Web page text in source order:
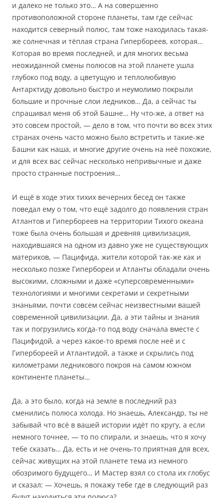
и далеко не только это… А на совершенно
противоположной стороне планеты, там где сейчас
находится северный полюс, там тоже находилась такая-
же солнечная и тёплая страна Гипербореев, которая…
Которая во время последней, и для многих весьма
неожиданной смены полюсов на этой планете ушла
глубоко под воду, а цветущую и теплолюбивую
Антарктиду довольно быстро и неумолимо покрыли
большие и прочные слои ледников… Да, а сейчас ты
спрашивал меня об этой Башне… Ну что-же, а ответ на
это совсем простой, — дело в том, что почти во всех этих
странах очень часто можно было встретить и такие-же
Башни как наша, и многие другие очень на неё похожие,
и для всех вас сейчас несколько непривычные и даже
просто странные построения…
И ещё в ходе этих тихих вечерних бесед он также
поведал ему о том, что ещё задолго до появления стран
Атлантов и Гипербореев на территории Тихого океана
тоже была очень большая и древняя цивилизация,
находившаяся на одном из давно уже не существующих
материков, — Пацифида, жители которой так-же как и
несколько позже Гипербореи и Атланты обладали очень
высокими, сложными и даже «суперсовременными»
технологиями и многими секретами и секретными
знаньями, почти совсем сейчас неизвестными вашей
современной цивилизации. Да, а эти тайны и знания
так и погрузились когда-то под воду сначала вместе с
Пацифидой, а через какое-то время после неё и с
Гипербореей и Атлантидой, а также и скрылись под
километрами ледникового покроя на самом южном
континенте планеты…
Да, а это было, когда на земле в последний раз
сменились полюса холода. Но знаешь, Александр, ты не
забывай что всё в вашей истории идёт по кругу, а если
немного точнее, — то по спирали, и знаешь, что я хочу
тебе сказать… Да, есть и не очень-то приятная для всех,
сейчас живущих на этой планете тема из немного
обозримого будущего… И Мастер взял со стола их глобус
и сказал: — Хочешь, я покажу тебе где в следующий раз